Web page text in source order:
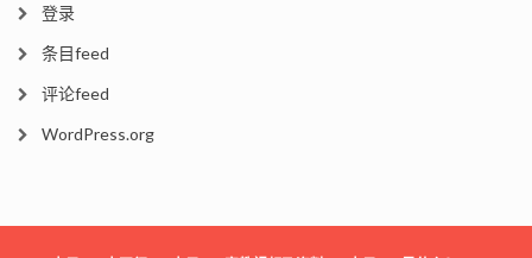
登录
条目feed
评论feed
WordPress.org